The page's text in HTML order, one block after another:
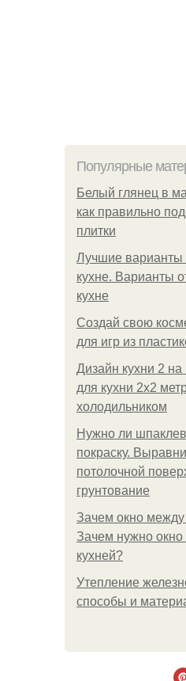
Популярные
Белый глянец в
как правильно
плитки
Лучшие варианты
кухне. Варианты
кухне
Создай свою
для игр из
Дизайн кухни 2
для кухни 2х2
холодильником
Нужно ли
покраску.
потолочной
грунтование
Зачем окно между
Зачем нужно
кухней?
Утепление
способы и